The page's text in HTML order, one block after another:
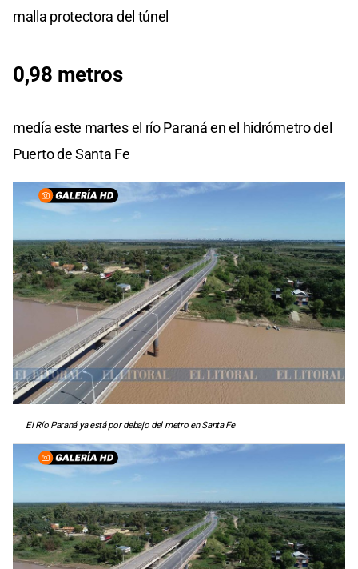
malla protectora del túnel
0,98 metros
medía este martes el río Paraná en el hidrómetro del
Puerto de Santa Fe
El Río Paraná ya está por debajo del metro en Santa Fe